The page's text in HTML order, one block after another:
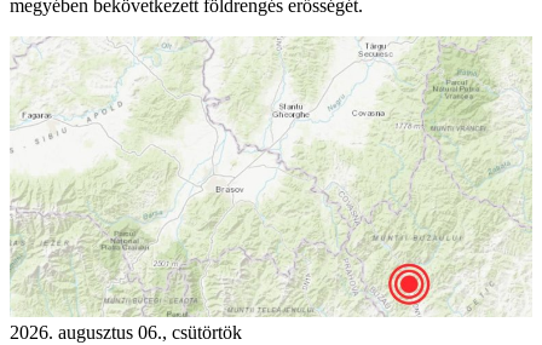
megyében bekövetkezett földrengés erősségét.
2026. augusztus 06., csütörtök